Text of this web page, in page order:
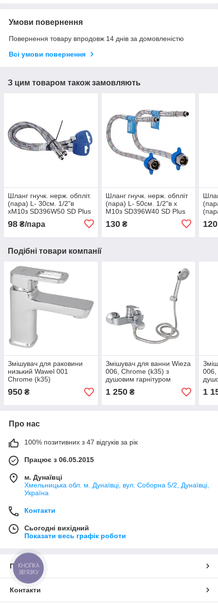
Умови повернення
Повернення товару впродовж 14 днів за домовленістю
Всі умови повернення
З цим товаром також замовляють
Шланг гнучк. нерж. обпліт.
(пара) L- 30cм. 1/2"в
хМ10з SD396W50 SD Plus
98 ₴/пара
Шланг гнучк. нерж. обпліт
(пара) L- 50cм. 1/2"в х
М10з SD396W40 SD Plus
130₴ 120
Подібні товари компанії
Змішувач для раковини
низький Wawel 001
Chrome (k35)
LDWAW001CRM45387
Lidz
950 ₴
Змішувач для ванни Wieza
006, Chrome (k35) з
душовим гарнітуром
LDWIE006CRM45410 Lidz
1 250₴
006,
1
Про нас
100% позитивних з 47 відгуків за рік
Працює з 06.05.2015
м. Дунаївці
Хмельницька обл. м. Дунаївці, вул. Соборна 5/2, Дунаївці,
Україна
Контакти
Сьогодні вихідний
Показати весь графік роботи
Про нас
Контакти
КНОПКА
ЗВ'ЯЗКУ